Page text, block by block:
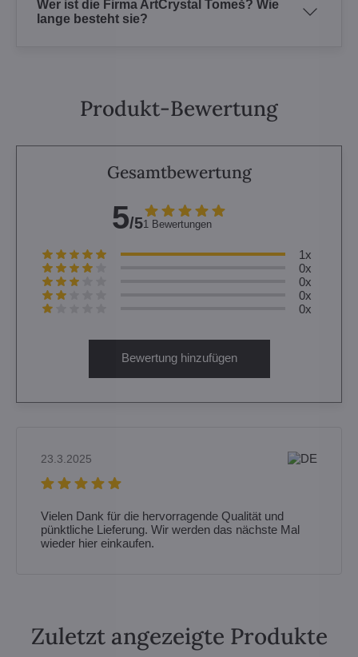
Wer ist die Firma ArtCrystal Tomeš? Wie
lange besteht sie?
Produkt-Bewertung
Gesamtbewertung
5/51 Bewertungen
1x
0x
0x
0x
0x
Bewertung hinzufügen
23.3.2025
Vielen Dank für die hervorragende Qualität und
pünktliche Lieferung. Wir werden das nächste Mal
wieder hier einkaufen.
Zuletzt angezeigte Produkte